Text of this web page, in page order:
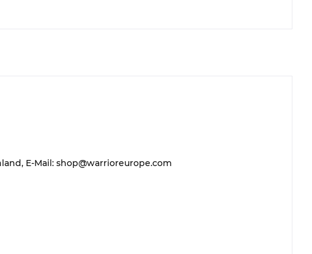
E-Mail: shop@warrioreurope.com